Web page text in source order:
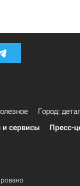
Город:
и сервисы Пресс-